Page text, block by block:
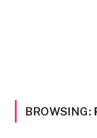
BROWSING: